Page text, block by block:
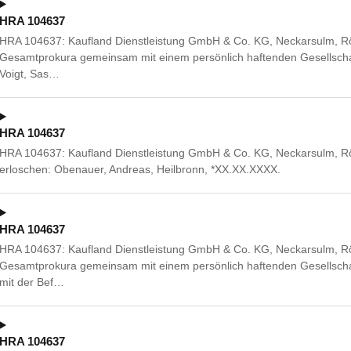
HRA 104637
HRA 104637: Kaufland Dienstleistung GmbH & Co. KG, Neckarsulm,
Gesamtprokura gemeinsam mit einem persönlich haftenden
Voigt, Sas…
HRA 104637
HRA 104637: Kaufland Dienstleistung GmbH & Co. KG, Neckarsulm,
erloschen: Obenauer, Andreas, Heilbronn, *XX.XX.XXXX.
HRA 104637
HRA 104637: Kaufland Dienstleistung GmbH & Co. KG, Neckarsulm,
Gesamtprokura gemeinsam mit einem persönlich haftenden
mit der Bef…
HRA 104637